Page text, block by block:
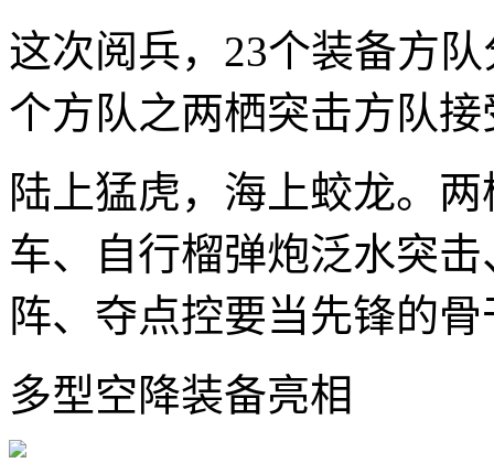
这次阅兵，23个装备方
个方队之两栖突击方队
陆上猛虎，海上蛟龙。
车、自行榴弹炮泛水突
阵、夺点控要当先锋的
多型空降装备亮相